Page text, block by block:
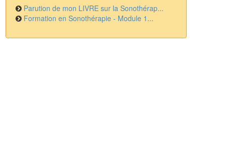
Parution de mon LIVRE sur la Sonothérap...
Formation en Sonothérapie - Module 1...